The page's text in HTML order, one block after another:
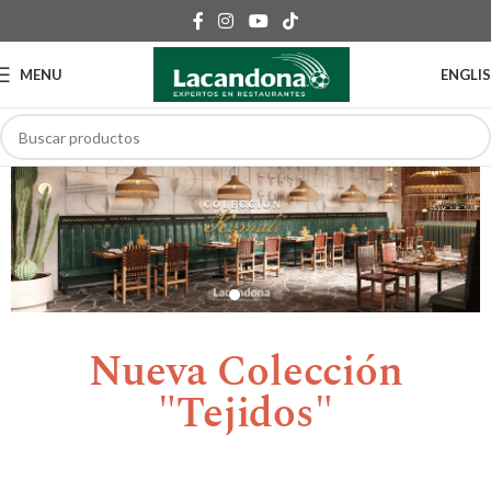
MENU
Nueva Colección
"Tejidos"